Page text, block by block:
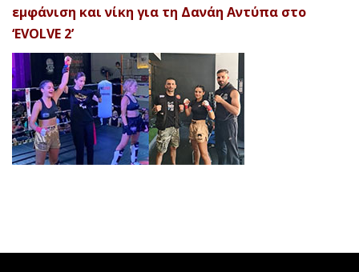
εμφάνιση και νίκη για τη Δανάη Αντύπα στο
‘EVOLVE 2’